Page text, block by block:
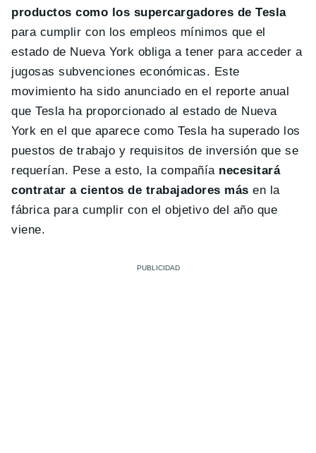
productos como los supercargadores de Tesla
para cumplir con los empleos mínimos que el
estado de Nueva York obliga a tener para acceder a
jugosas subvenciones económicas. Este
movimiento ha sido anunciado en el reporte anual
que Tesla ha proporcionado al estado de Nueva
York en el que aparece como Tesla ha superado los
puestos de trabajo y requisitos de inversión que se
requerían. Pese a esto, la compañía necesitará
contratar a cientos de trabajadores más en la
fábrica para cumplir con el objetivo del año que
viene.